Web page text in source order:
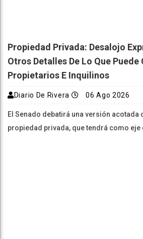
Propiedad Privada: Desalojo
Otros Detalles De Lo Que Puede
Propietarios E Inquilinos
Diario De Rivera 06 Ago 2026
El Senado debatirá una versión acotada
propiedad privada, que tendrá como eje